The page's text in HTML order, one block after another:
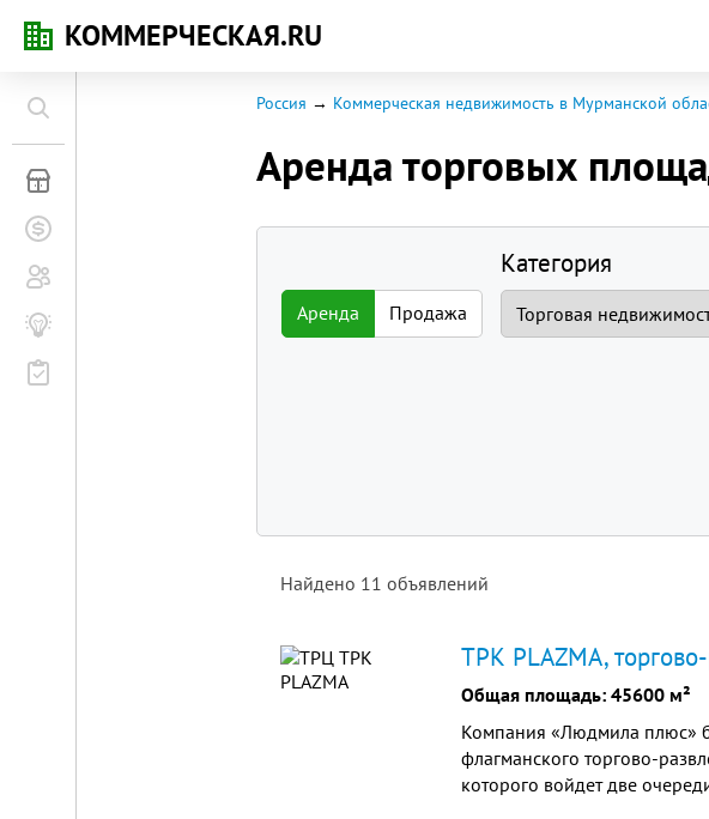
КОММЕРЧЕСКАЯ.RU
Коммерческая недвижимость
Россия Коммерческая недвижимость в Мурманской
Аренда торговых
Аренда Продажа
Категория
Найдено 11 объявлений
ТРК PLAZMA,
Общая площадь: 45600 м²
Компания «Людмила плюс»
флагманского торгово-
которого войдет две